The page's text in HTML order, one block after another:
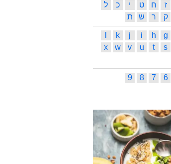
ז ח ט י כ
ל
ק ר ש ת
g
h
i
j
k
s
t
u
v
w
x
6
7
8
9